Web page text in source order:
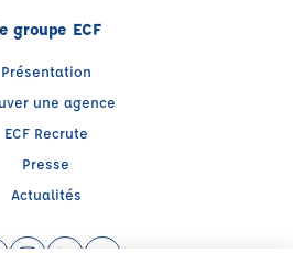
groupe ECF
Présentation
une agence
ECF Recrute
Presse
Actualités